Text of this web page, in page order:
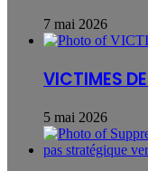
7 mai 2026
VICTIMES
5 mai 2026